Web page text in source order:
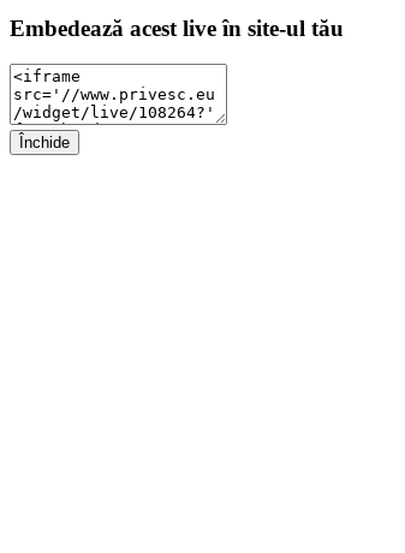
Embedează acest live în site-ul tău
Închide